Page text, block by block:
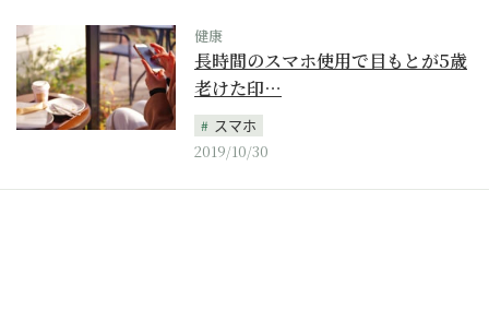
健康
長時間のスマホ使用で目もとが5歳
老けた印…
スマホ
2019/10/30